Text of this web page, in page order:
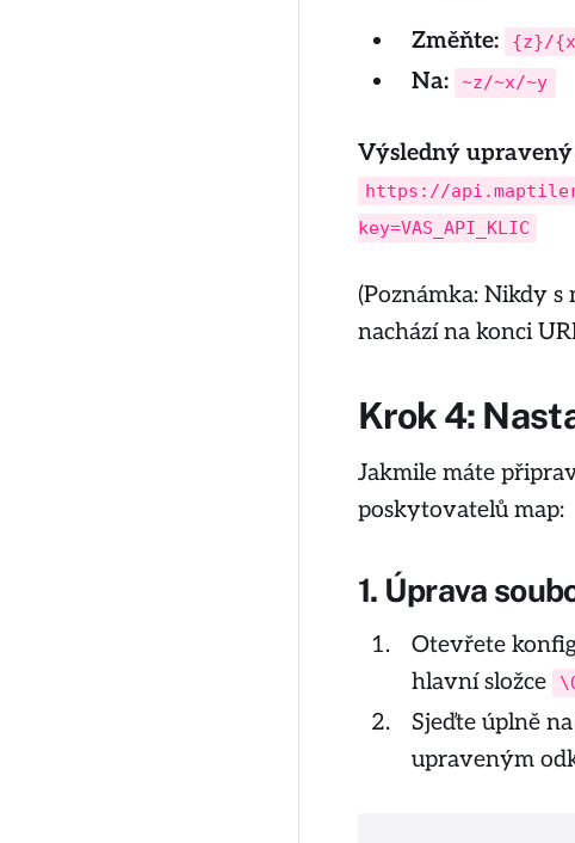
Změňte: {z}/
Na: ~z/~x/~y
Výsledný
https://
key=VAS_API_KLIC
(Poznámka: Nikdy
nachází na konci
Krok 4:
Jakmile máte
poskytovatelů map:
1. Úprava
Otevřete
hlavní složce
Sjeďte úplně
upraveným